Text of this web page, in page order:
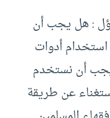
: هل يجب أن
أدوات
يجب أن نستخدم
عن طريقة